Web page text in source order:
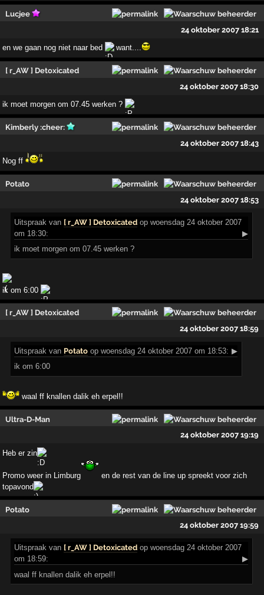
Lucjee
24 oktober 2007 18:21
en we gaan nog niet naar bed want....
[ r_AW ] Detoxicated
24 oktober 2007 18:30
ik moet morgen om 07.45 werken ?
Kimberly :cheer:
24 oktober 2007 18:43
Nog ff
Potato
24 oktober 2007 18:53
Uitspraak van [ r_AW ] Detoxicated op woensdag 24 oktober 2007
om 18:30:
▶
ik moet morgen om 07.45 werken ?
ik om 6:00
[ r_AW ] Detoxicated
24 oktober 2007 18:59
Uitspraak van Potato op woensdag 24 oktober 2007 om 18:53: ▶
ik om 6:00
waal ff knallen dalik eh erpel!!
Ultra-D-Man
24 oktober 2007 19:19
Heb er zin
Promo weer in Limburg
en de rest van de line up spreekt voor zich
topavond
Potato
24 oktober 2007 19:59
Uitspraak van [ r_AW ] Detoxicated op woensdag 24 oktober 2007
om 18:59:
▶
waal ff knallen dalik eh erpel!!